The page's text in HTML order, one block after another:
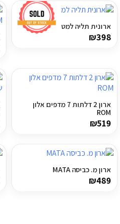
ארונית תליה למטבח SAN
₪398
ארון 2 דלתות 7 מדפים אלון
ROM
₪519
ארון מ. כביסה MATA
₪489